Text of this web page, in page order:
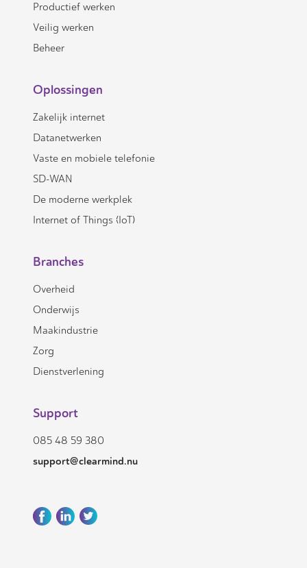
Productief werken
Veilig werken
Beheer
Oplossingen
Zakelijk internet
Datanetwerken
Vaste en mobiele telefonie
SD-WAN
De moderne werkplek
Internet of Things (IoT)
Branches
Overheid
Onderwijs
Maakindustrie
Zorg
Dienstverlening
Support
085 48 59 380
support@clearmind.nu